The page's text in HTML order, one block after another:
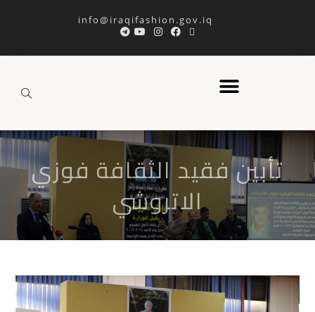
تأبين فقيد الثقافة فوزي
الاتروشي